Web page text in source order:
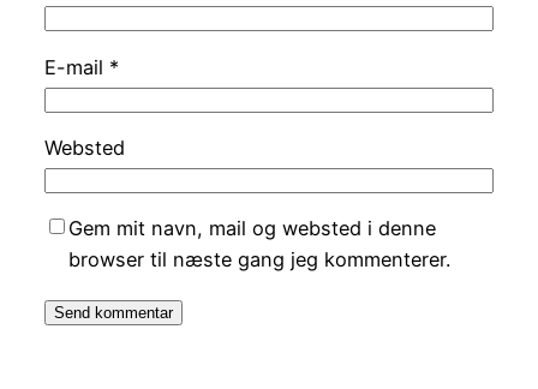
E-mail *
Websted
Gem mit navn, mail og websted i denne
browser til næste gang jeg kommenterer.